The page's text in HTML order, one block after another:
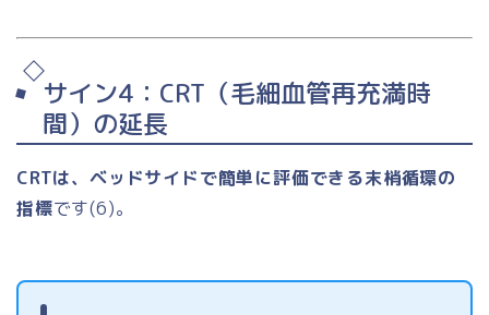
サイン4：CRT（毛細血管再充満時
間）の延長
CRTは、ベッドサイドで簡単に評価できる末梢循環の
指標です(6)。